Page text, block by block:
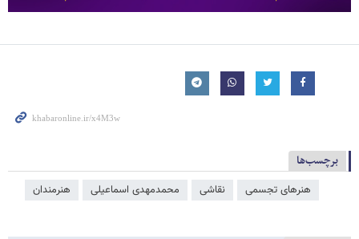
برچسب‌ها
هنرهای تجسمی نقاشی محمدمهدی اسماعیلی هنرمندان